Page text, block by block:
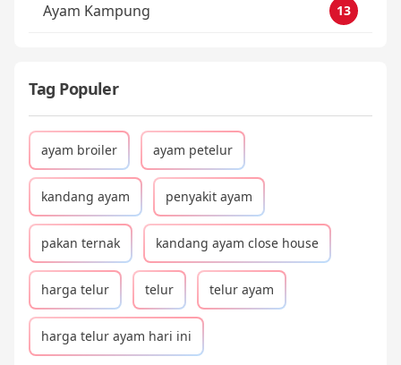
Ayam Kampung 13
Tag Populer
ayam broiler ayam petelur
kandang ayam penyakit ayam
pakan ternak kandang ayam close house
harga telur telur telur ayam
harga telur ayam hari ini